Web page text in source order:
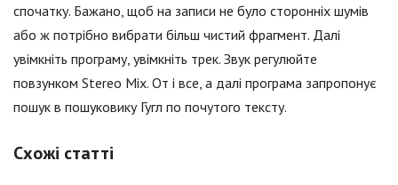
спочатку. Бажано, щоб на записи не було сторонніх шумів
або ж потрібно вибрати більш чистий фрагмент. Далі
увімкніть програму, увімкніть трек. Звук регулюйте
повзунком Stereo Mix. От і все, а далі програма запропонує
пошук в пошуковику Гугл по почутого тексту.
Схожі статті